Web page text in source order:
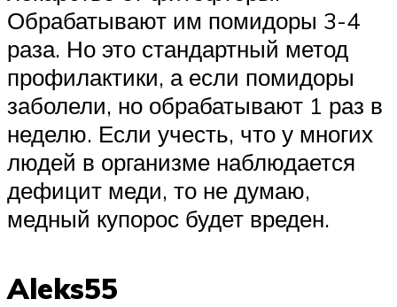
Обрабатывают им помидоры 3-4
раза. Но это стандартный метод
профилактики, а если помидоры
заболели, но обрабатывают 1 раз в
неделю. Если учесть, что у многих
людей в организме наблюдается
дефицит меди, то не думаю,
медный купорос будет вреден.
Aleks55